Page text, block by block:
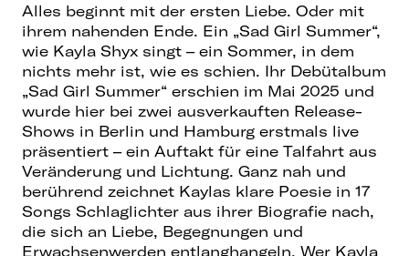
Alles beginnt mit der ersten Liebe. Oder mit
ihrem nahenden Ende. Ein „Sad Girl Summer“,
wie Kayla Shyx singt – ein Sommer, in dem
nichts mehr ist, wie es schien. Ihr Debütalbum
„Sad Girl Summer“ erschien im Mai 2025 und
wurde hier bei zwei ausverkauften Release-
Shows in Berlin und Hamburg erstmals live
präsentiert – ein Auftakt für eine Talfahrt aus
Veränderung und Lichtung. Ganz nah und
berührend zeichnet Kaylas klare Poesie in 17
Songs Schlaglichter aus ihrer Biografie nach,
die sich an Liebe, Begegnungen und
Erwachsenwerden entlanghangeln. Wer Kayla